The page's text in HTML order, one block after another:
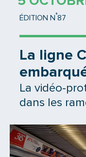
ÉDITION N °87
La ligne
La vidéo-
dans les